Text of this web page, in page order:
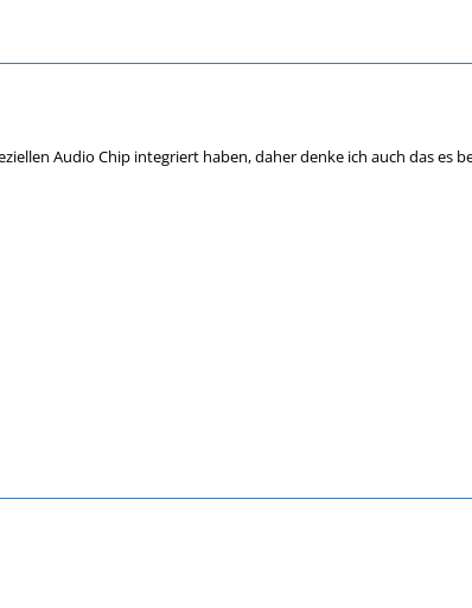
Audio Chip integriert haben, daher denke ich auch das es